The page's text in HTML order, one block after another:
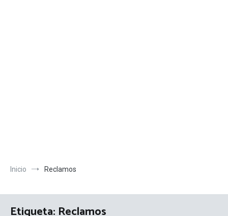
Inicio Reclamos
Etiqueta: Reclamos